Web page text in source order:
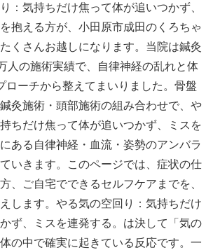
：気持ちだけ焦って体が追いつかず、
抱える方が、小田原市成田のくろちゃ
くさんお越しになります。当院は鍼灸
人の施術実績で、自律神経の乱れと体
ローチから整えてまいりました。骨盤
灸施術・頭部施術の組み合わせで、や
ちだけ焦って体が追いつかず、ミスを
ある自律神経・血流・姿勢のアンバラ
いきます。このページでは、症状の仕
、ご自宅でできるセルフケアまでを、
します。やる気の空回り：気持ちだけ
ず、ミスを連発する。は決して「気の
の中で確実に起きている反応です。一